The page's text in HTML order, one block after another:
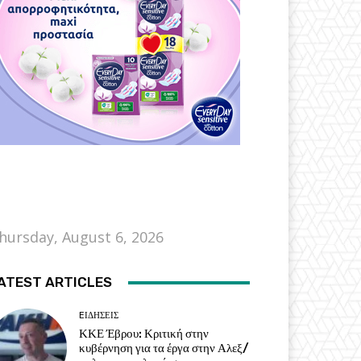
August 6, 2026
ARTICLES
EΙΔΗΣΕΙΣ
ΚΚΕ Έβρου: Κριτική στην
κυβέρνηση για τα έργα στην Αλεξ/